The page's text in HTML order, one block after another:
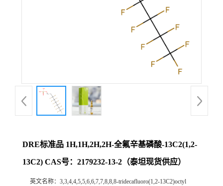
DRE标准品 1H,1H,2H,2H-全氟辛基磷酸-13C2(1,2-
13C2) CAS号：2179232-13-2（泰坦现货供应）
英文名称： 3,3,4,4,5,5,6,6,7,7,8,8,8-tridecafluoro(1,2-13C2)octyl